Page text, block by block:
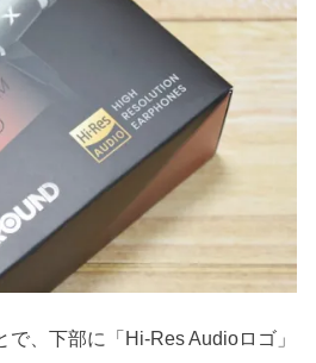
、下部に「Hi-Res Audioロゴ」